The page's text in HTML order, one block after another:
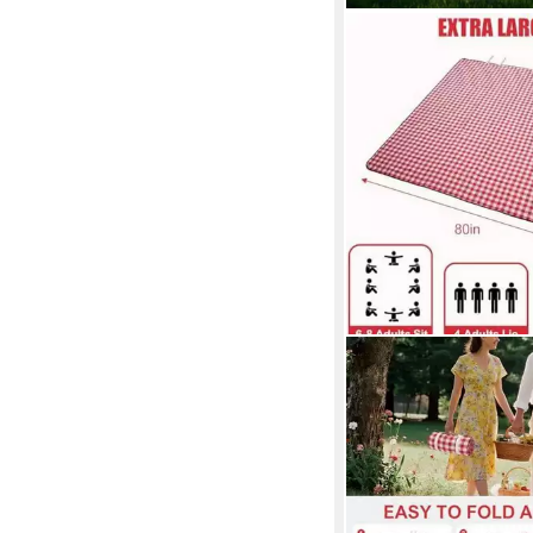
FELIXLEO
Picknickdecke
Outdoor Extra Groß
Wasserdicht Tragbar
32,99 €
lieferbar in 3 Wochen